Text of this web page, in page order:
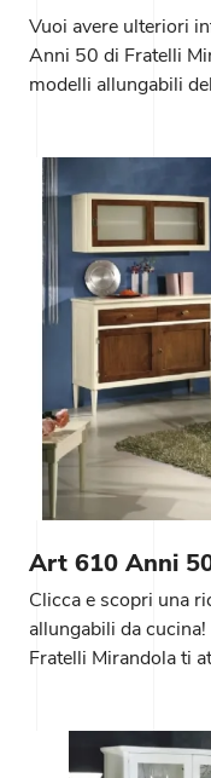
Vuoi avere ulteriori
Anni 50 di Fratelli
modelli allungabili
Art 610 Anni
Clicca e scopri una
allungabili da
Fratelli Mirandola ti